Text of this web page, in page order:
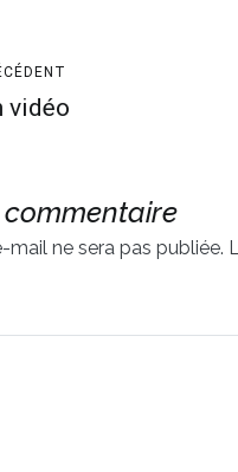
vidéo
mail ne sera pas publiée.